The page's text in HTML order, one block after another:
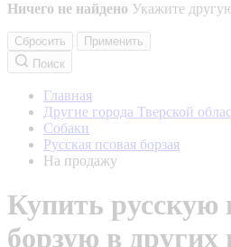
Ничего не найдено Укажите
Сбросить
Применить
Поиск
Главная
Другие города Тверской
Собаки
Русская псовая борзая
На продажу
Купить русскую
борзую в других